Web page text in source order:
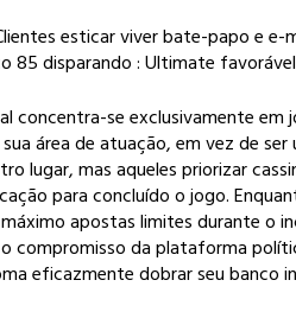
esticar viver bate-papo e
85 disparando : Ultimate
concentra-se exclusivamente
área de atuação, em vez de
lugar, mas aqueles priorizar
para concluído o jogo.
apostas limites durante o
compromisso da plataforma
eficazmente dobrar seu banco